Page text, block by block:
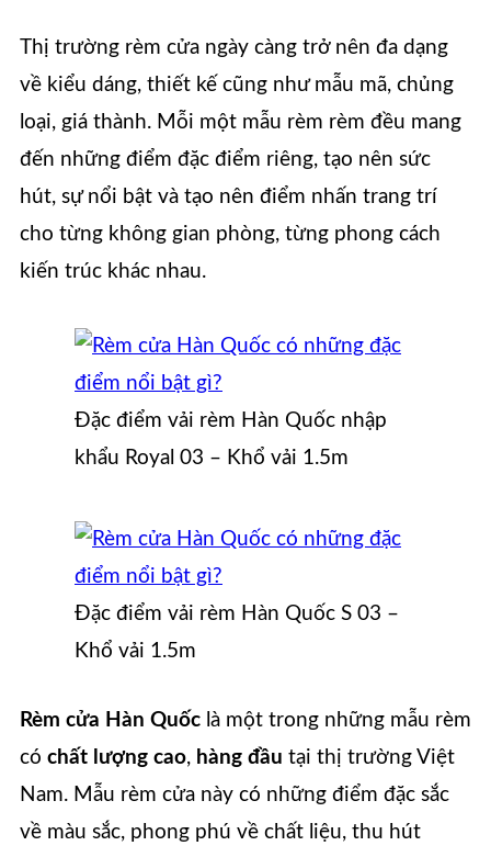
Thị trường rèm cửa ngày càng trở nên đa dạng
về kiểu dáng, thiết kế cũng như mẫu mã, chủng
loại, giá thành. Mỗi một mẫu rèm rèm đều mang
đến những điểm đặc điểm riêng, tạo nên sức
hút, sự nổi bật và tạo nên điểm nhấn trang trí
cho từng không gian phòng, từng phong cách
kiến trúc khác nhau.
Đặc điểm vải rèm Hàn Quốc nhập
khẩu Royal 03 – Khổ vải 1.5m
Đặc điểm vải rèm Hàn Quốc S 03 –
Khổ vải 1.5m
Rèm cửa Hàn Quốc là một trong những mẫu rèm
có chất lượng cao, hàng đầu tại thị trường Việt
Nam. Mẫu rèm cửa này có những điểm đặc sắc
về màu sắc, phong phú về chất liệu, thu hút